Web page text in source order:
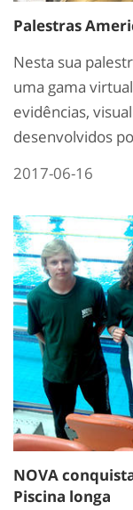
Palestras
Nesta sua
uma gama
evidências,
desenvolvidos
2017-06-16
NOVA
Piscina longa